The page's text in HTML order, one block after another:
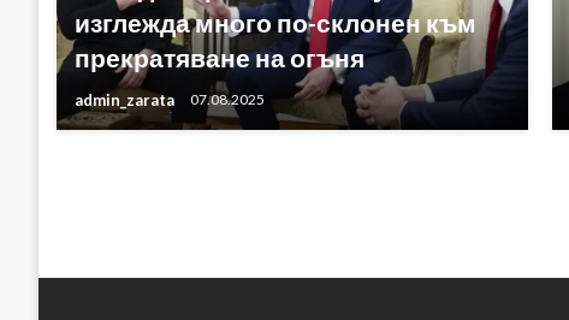
изглежда много по-склонен към
прекратяване на огъня
admin_zarata 07.08.2025